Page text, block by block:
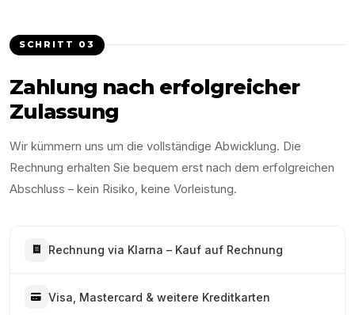
SCHRITT 03
Zahlung nach erfolgreicher
Zulassung
Wir kümmern uns um die vollständige Abwicklung. Die
Rechnung erhalten Sie bequem erst nach dem erfolgreichen
Abschluss – kein Risiko, keine Vorleistung.
Rechnung via Klarna – Kauf auf Rechnung
Visa, Mastercard & weitere Kreditkarten